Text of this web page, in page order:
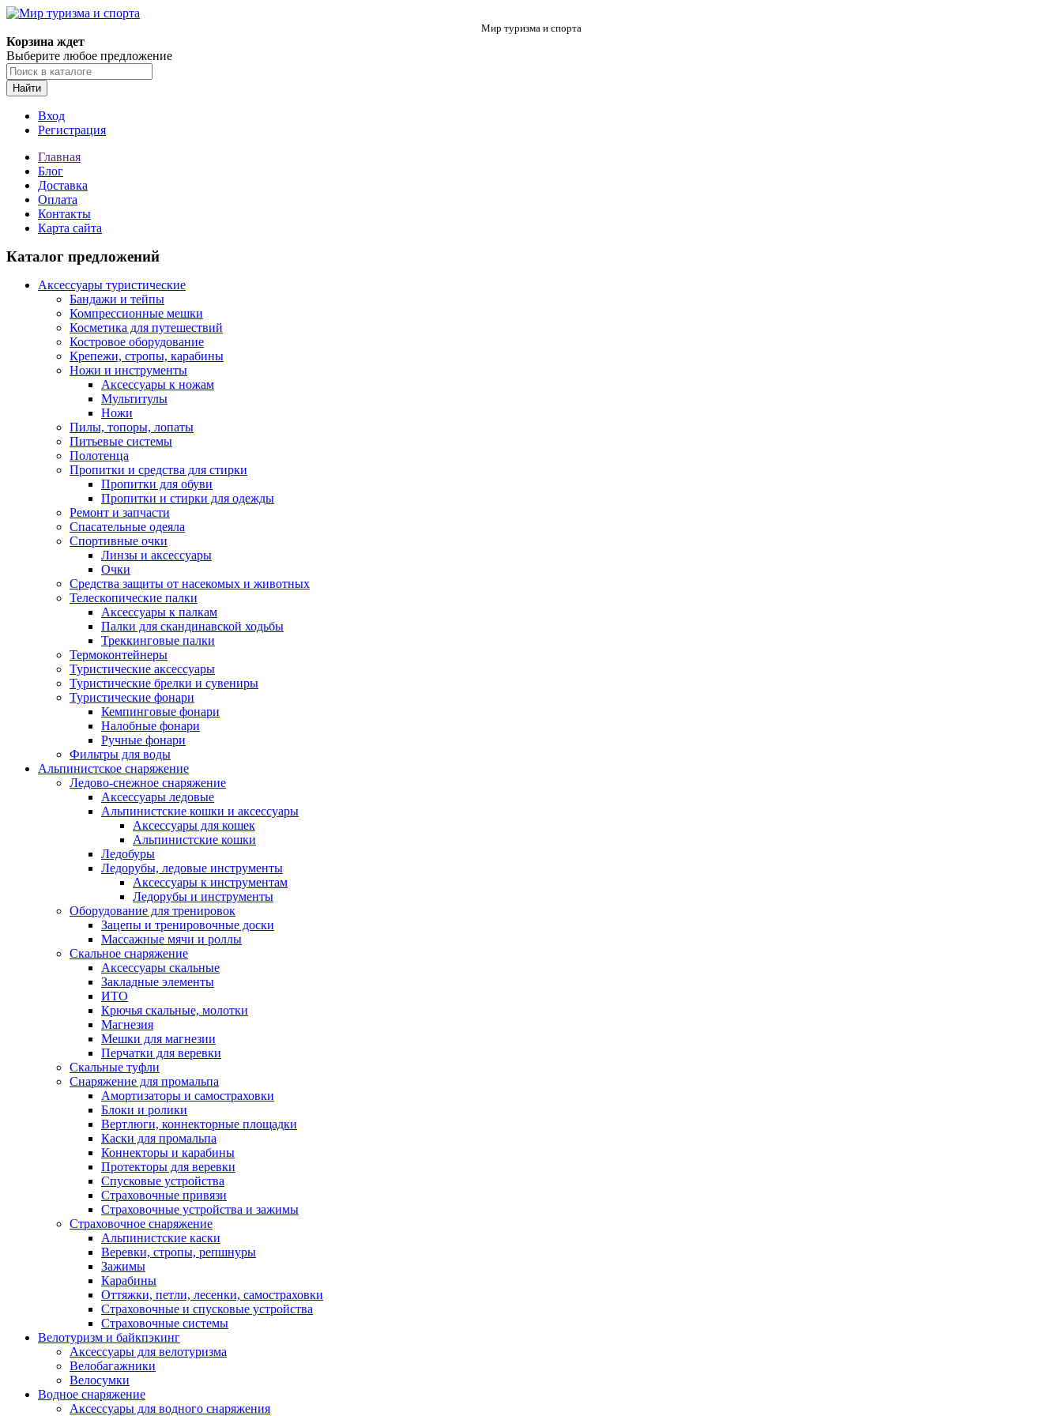
Мир туризма и спорта
Корзина ждет
Выберите любое предложение
Найти
Вход
Регистрация
Главная
Блог
Доставка
Оплата
Контакты
Карта сайта
Каталог предложений
Аксессуары туристические
Бандажи и тейпы
Компрессионные мешки
Косметика для путешествий
Костровое оборудование
Крепежи, стропы, карабины
Ножи и инструменты
Аксессуары к ножам
Мультитулы
Ножи
Пилы, топоры, лопаты
Питьевые системы
Полотенца
Пропитки и средства для стирки
Пропитки для обуви
Пропитки и стирки для одежды
Ремонт и запчасти
Спасательные одеяла
Спортивные очки
Линзы и аксессуары
Очки
Средства защиты от насекомых и животных
Телескопические палки
Аксессуары к палкам
Палки для скандинавской ходьбы
Треккинговые палки
Термоконтейнеры
Туристические аксессуары
Туристические брелки и сувениры
Туристические фонари
Кемпинговые фонари
Налобные фонари
Ручные фонари
Фильтры для воды
Альпинистское снаряжение
Ледово-снежное снаряжение
Аксессуары ледовые
Альпинистские кошки и аксессуары
Аксессуары для кошек
Альпинистские кошки
Ледобуры
Ледорубы, ледовые инструменты
Аксессуары к инструментам
Ледорубы и инструменты
Оборудование для тренировок
Зацепы и тренировочные доски
Массажные мячи и роллы
Скальное снаряжение
Аксессуары скальные
Закладные элементы
ИТО
Крючья скальные, молотки
Магнезия
Мешки для магнезии
Перчатки для веревки
Скальные туфли
Снаряжение для промальпа
Амортизаторы и самостраховки
Блоки и ролики
Вертлюги, коннекторные площадки
Каски для промальпа
Коннекторы и карабины
Протекторы для веревки
Спусковые устройства
Страховочные привязи
Страховочные устройства и зажимы
Страховочное снаряжение
Альпинистские каски
Веревки, стропы, репшнуры
Зажимы
Карабины
Оттяжки, петли, лесенки, самостраховки
Страховочные и спусковые устройства
Страховочные системы
Велотуризм и байкпэкинг
Аксессуары для велотуризма
Велобагажники
Велосумки
Водное снаряжение
Аксессуары для водного снаряжения